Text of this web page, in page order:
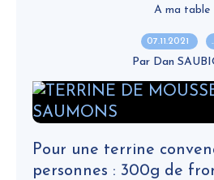
A ma table
07.11.2021
Par Dan
Pour une terrine
personnes : 300g de